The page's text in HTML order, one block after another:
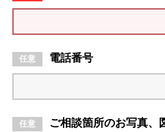
電話番号
ご相談箇所のお写真、